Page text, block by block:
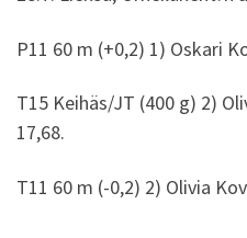
P11 60 m (+0,2) 1) Oskari
T15 Keihäs/JT (400 g) 2)
17,68.
T11 60 m (-0,2) 2) Olivia